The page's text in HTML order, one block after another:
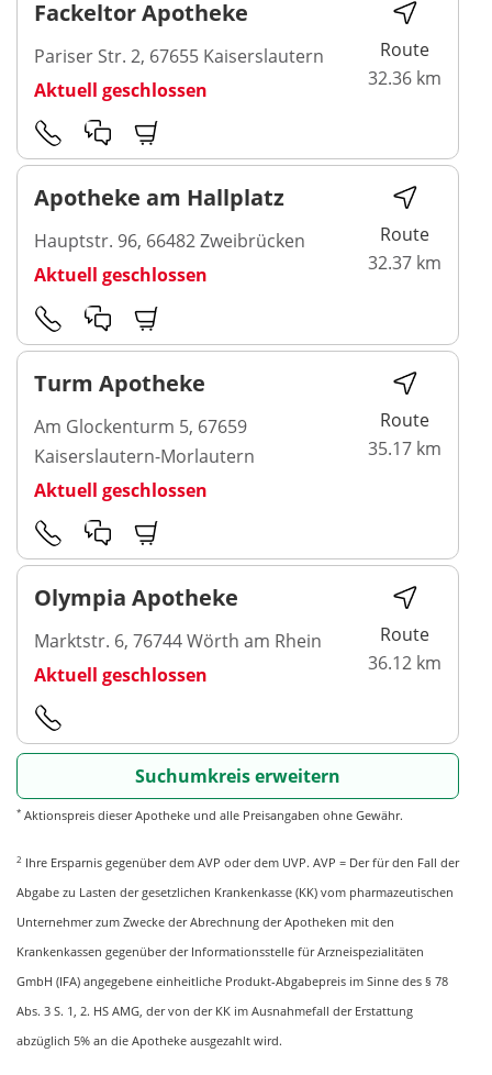
Fackeltor Apotheke
Pariser Str. 2, 67655 Kaiserslautern
Aktuell geschlossen
Route
32.36 km
Apotheke am Hallplatz
Hauptstr. 96, 66482 Zweibrücken
Aktuell geschlossen
Route
32.37 km
Turm Apotheke
Am Glockenturm 5, 67659
Kaiserslautern-Morlautern
Aktuell geschlossen
Route
35.17 km
Olympia Apotheke
Marktstr. 6, 76744 Wörth am Rhein
Aktuell geschlossen
Route
36.12 km
Suchumkreis erweitern
* Aktionspreis dieser Apotheke und alle Preisangaben ohne Gewähr.
2 Ihre Ersparnis gegenüber dem AVP oder dem UVP. AVP = Der für den Fall der
Abgabe zu Lasten der gesetzlichen Krankenkasse (KK) vom pharmazeutischen
Unternehmer zum Zwecke der Abrechnung der Apotheken mit den
Krankenkassen gegenüber der Informationsstelle für Arzneispezialitäten
GmbH (IFA) angegebene einheitliche Produkt-Abgabepreis im Sinne des § 78
Abs. 3 S. 1, 2. HS AMG, der von der KK im Ausnahmefall der Erstattung
abzüglich 5% an die Apotheke ausgezahlt wird.